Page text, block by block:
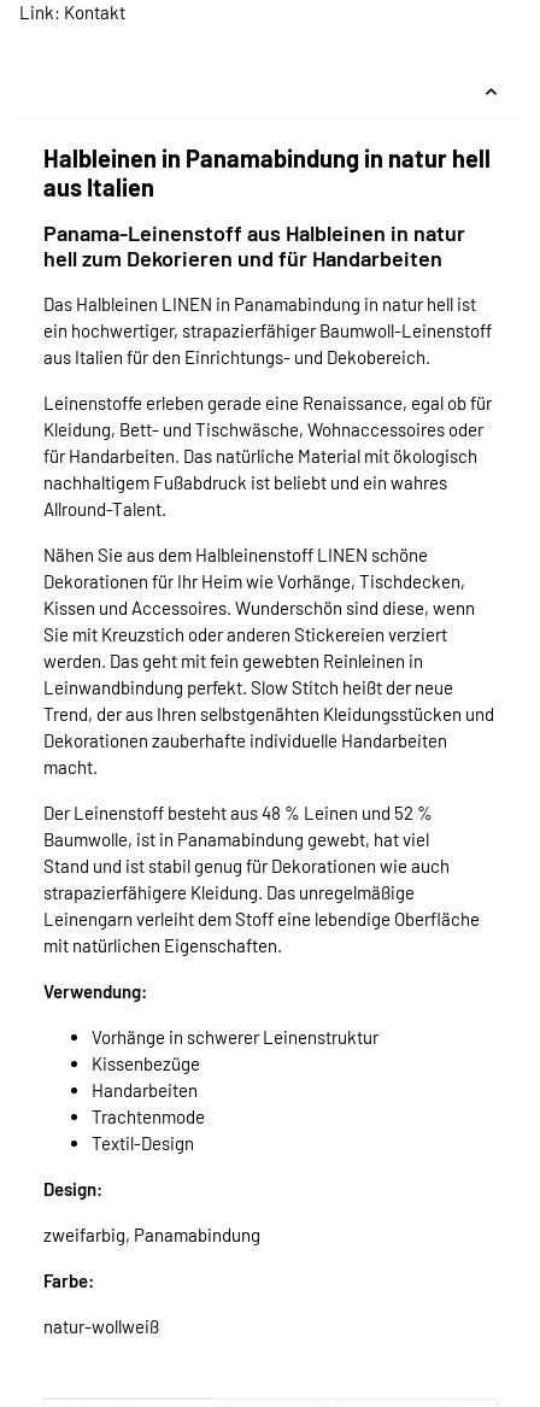
Link: Kontakt
Halbleinen in Panamabindung in natur hell
aus Italien
Panama-Leinenstoff aus Halbleinen in natur
hell zum Dekorieren und für Handarbeiten
Das Halbleinen LINEN in Panamabindung in natur hell ist
ein hochwertiger, strapazierfähiger Baumwoll-Leinenstoff
aus Italien für den Einrichtungs- und Dekobereich.
Leinenstoffe erleben gerade eine Renaissance, egal ob für
Kleidung, Bett- und Tischwäsche, Wohnaccessoires oder
für Handarbeiten. Das natürliche Material mit ökologisch
nachhaltigem Fußabdruck ist beliebt und ein wahres
Allround-Talent.
Nähen Sie aus dem Halbleinenstoff LINEN schöne
Dekorationen für Ihr Heim wie Vorhänge, Tischdecken,
Kissen und Accessoires. Wunderschön sind diese, wenn
Sie mit Kreuzstich oder anderen Stickereien verziert
werden. Das geht mit fein gewebten Reinleinen in
Leinwandbindung perfekt. Slow Stitch heißt der neue
Trend, der aus Ihren selbstgenähten Kleidungsstücken und
Dekorationen zauberhafte individuelle Handarbeiten
macht.
Der Leinenstoff besteht aus 48 % Leinen und 52 %
Baumwolle, ist in Panamabindung gewebt, hat viel
Stand und ist stabil genug für Dekorationen wie auch
strapazierfähigere Kleidung. Das unregelmäßige
Leinengarn verleiht dem Stoff eine lebendige Oberfläche
mit natürlichen Eigenschaften.
Verwendung:
Vorhänge in schwerer Leinenstruktur
Kissenbezüge
Handarbeiten
Trachtenmode
Textil-Design
Design:
zweifarbig, Panamabindung
Farbe:
natur-wollweiß